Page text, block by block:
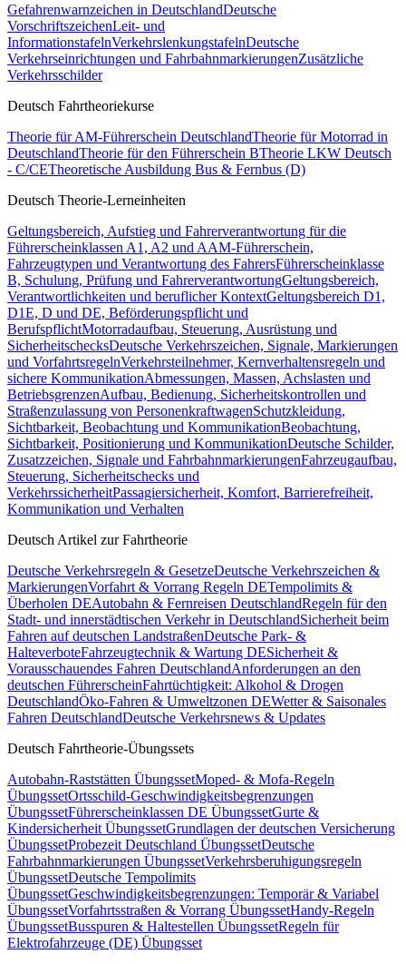
Gefahrenwarnzeichen in DeutschlandDeutsche
VorschriftszeichenLeit- und
InformationstafelnVerkehrslenkungstafelnDeutsche
Verkehrseinrichtungen und FahrbahnmarkierungenZusätzliche
Verkehrsschilder
Deutsch Fahrtheoriekurse
Theorie für AM-Führerschein DeutschlandTheorie für Motorrad in
DeutschlandTheorie für den Führerschein BTheorie LKW Deutsch
- C/CETheoretische Ausbildung Bus & Fernbus (D)
Deutsch Theorie-Lerneinheiten
Geltungsbereich, Aufstieg und Fahrerverantwortung für die
Führerscheinklassen A1, A2 und AAM-Führerschein,
Fahrzeugtypen und Verantwortung des FahrersFührerscheinklasse
B, Schulung, Prüfung und FahrerverantwortungGeltungsbereich,
Verantwortlichkeiten und beruflicher KontextGeltungsbereich D1,
D1E, D und DE, Beförderungspflicht und
BerufspflichtMotorradaufbau, Steuerung, Ausrüstung und
SicherheitschecksDeutsche Verkehrszeichen, Signale, Markierungen
und VorfahrtsregelnVerkehrsteilnehmer, Kernverhaltensregeln und
sichere KommunikationAbmessungen, Massen, Achslasten und
BetriebsgrenzenAufbau, Bedienung, Sicherheitskontrollen und
Straßenzulassung von PersonenkraftwagenSchutzkleidung,
Sichtbarkeit, Beobachtung und KommunikationBeobachtung,
Sichtbarkeit, Positionierung und KommunikationDeutsche Schilder,
Zusatzzeichen, Signale und FahrbahnmarkierungenFahrzeugaufbau,
Steuerung, Sicherheitschecks und
VerkehrssicherheitPassagiersicherheit, Komfort, Barrierefreiheit,
Kommunikation und Verhalten
Deutsch Artikel zur Fahrtheorie
Deutsche Verkehrsregeln & GesetzeDeutsche Verkehrszeichen &
MarkierungenVorfahrt & Vorrang Regeln DETempolimits &
Überholen DEAutobahn & Fernreisen DeutschlandRegeln für den
Stadt- und innerstädtischen Verkehr in DeutschlandSicherheit beim
Fahren auf deutschen LandstraßenDeutsche Park- &
HalteverboteFahrzeugtechnik & Wartung DESicherheit &
Vorausschauendes Fahren DeutschlandAnforderungen an den
deutschen FührerscheinFahrtüchtigkeit: Alkohol & Drogen
DeutschlandÖko-Fahren & Umweltzonen DEWetter & Saisonales
Fahren DeutschlandDeutsche Verkehrsnews & Updates
Deutsch Fahrtheorie-Übungssets
Autobahn-Raststätten ÜbungssetMoped- & Mofa-Regeln
ÜbungssetOrtsschild-Geschwindigkeitsbegrenzungen
ÜbungssetFührerscheinklassen DE ÜbungssetGurte &
Kindersicherheit ÜbungssetGrundlagen der deutschen Versicherung
ÜbungssetProbezeit Deutschland ÜbungssetDeutsche
Fahrbahnmarkierungen ÜbungssetVerkehrsberuhigungsregeln
ÜbungssetDeutsche Tempolimits
ÜbungssetGeschwindigkeitsbegrenzungen: Temporär & Variabel
ÜbungssetVorfahrtsstraßen & Vorrang ÜbungssetHandy-Regeln
ÜbungssetBusspuren & Haltestellen ÜbungssetRegeln für
Elektrofahrzeuge (DE) Übungsset